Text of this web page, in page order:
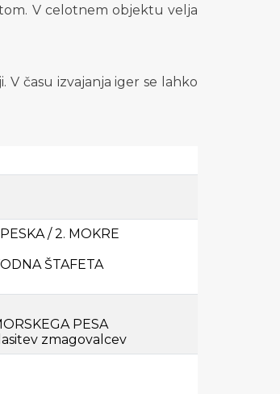
V celotnem objektu velja
V času izvajanja iger se lahko
/ 2. MOKRE
ŠTAFETA
PESA
zmagovalcev